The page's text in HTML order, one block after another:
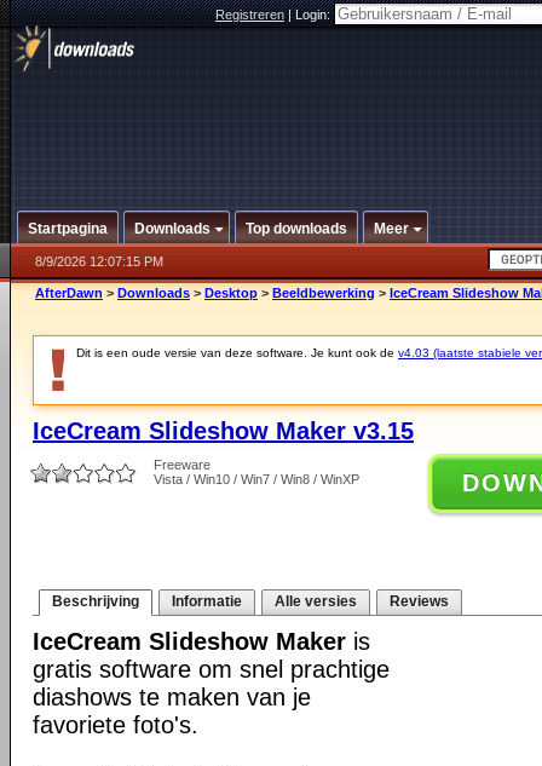
Registreren|Login:
Startpagina Downloads Top downloads Meer
8/9/2026 12:07:15 PM
AfterDawn > Downloads > Desktop > Beeldbewerking > IceCream Slideshow
Dit is een oude versie van deze software. Je kunt ook de v4.03 (laatste stabiele
IceCream Slideshow Maker v3.15
Freeware
Vista / Win10 / Win7 / Win8 / WinXP
Beschrijving Informatie Alle versies Reviews
IceCream Slideshow Maker is
gratis software om snel prachtige
diashows te maken van je
favoriete foto's.